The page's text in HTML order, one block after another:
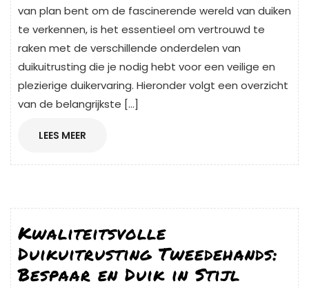
van plan bent om de fascinerende wereld van duiken
te verkennen, is het essentieel om vertrouwd te
raken met de verschillende onderdelen van
duikuitrusting die je nodig hebt voor een veilige en
plezierige duikervaring. Hieronder volgt een overzicht
van de belangrijkste […]
LEES MEER
Kwaliteitsvolle
Duikuitrusting Tweedehands:
Bespaar en Duik in Stijl